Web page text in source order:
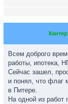
Хантер
Всем доброго
работы, ипотека,
Сейчас зашел,
и понял, что флаг
в Питере.
На одной из работ